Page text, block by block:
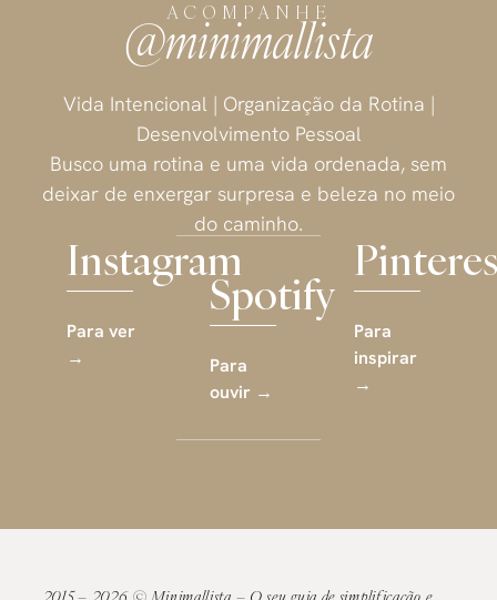
ACOMPANHE
@minimallista
Vida Intencional | Organização da Rotina |
Desenvolvimento Pessoal
Busco uma rotina e uma vida ordenada, sem
deixar de enxergar surpresa e beleza no meio
do caminho.
Instagram
Para ver
→
Spotify
Para
ouvir →
Para
inspirar
→